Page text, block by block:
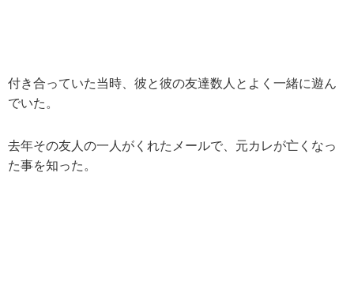
付き合っていた当時、彼と彼の友達数人とよく一緒に遊ん
でいた。
去年その友人の一人がくれたメールで、元カレが亡くなっ
た事を知った。